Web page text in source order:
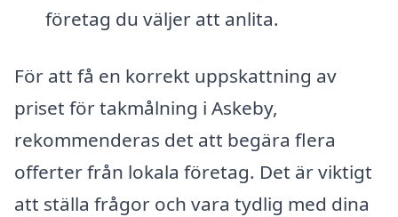
företag du väljer att anlita.
För att få en korrekt uppskattning av
priset för takmålning i Askeby,
rekommenderas det att begära flera
offerter från lokala företag. Det är viktigt
att ställa frågor och vara tydlig med dina